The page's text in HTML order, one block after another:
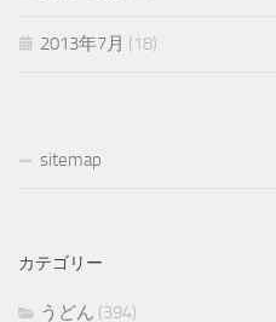
2013年7月 (18)
sitemap
カテゴリー
うどん (394)